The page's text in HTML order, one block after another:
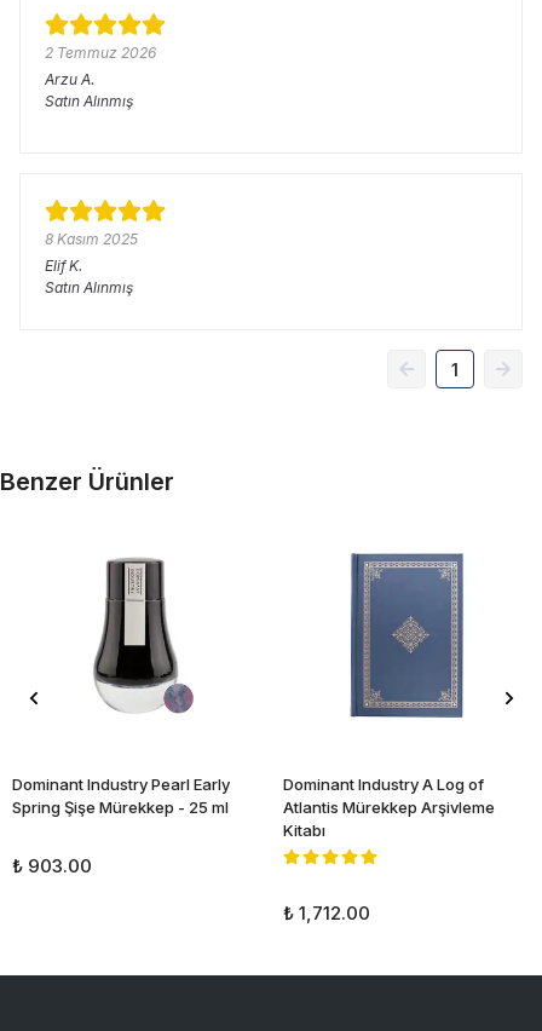
2 Temmuz 2026
Arzu A.
Satın Alınmış
8 Kasım 2025
Elif K.
Satın Alınmış
1
Benzer Ürünler
Dominant Industry Pearl Early
Spring Şişe Mürekkep - 25 ml
₺ 903.00
Dominant Industry A Log of
Atlantis Mürekkep Arşivleme
Kitabı
₺ 1,712.00